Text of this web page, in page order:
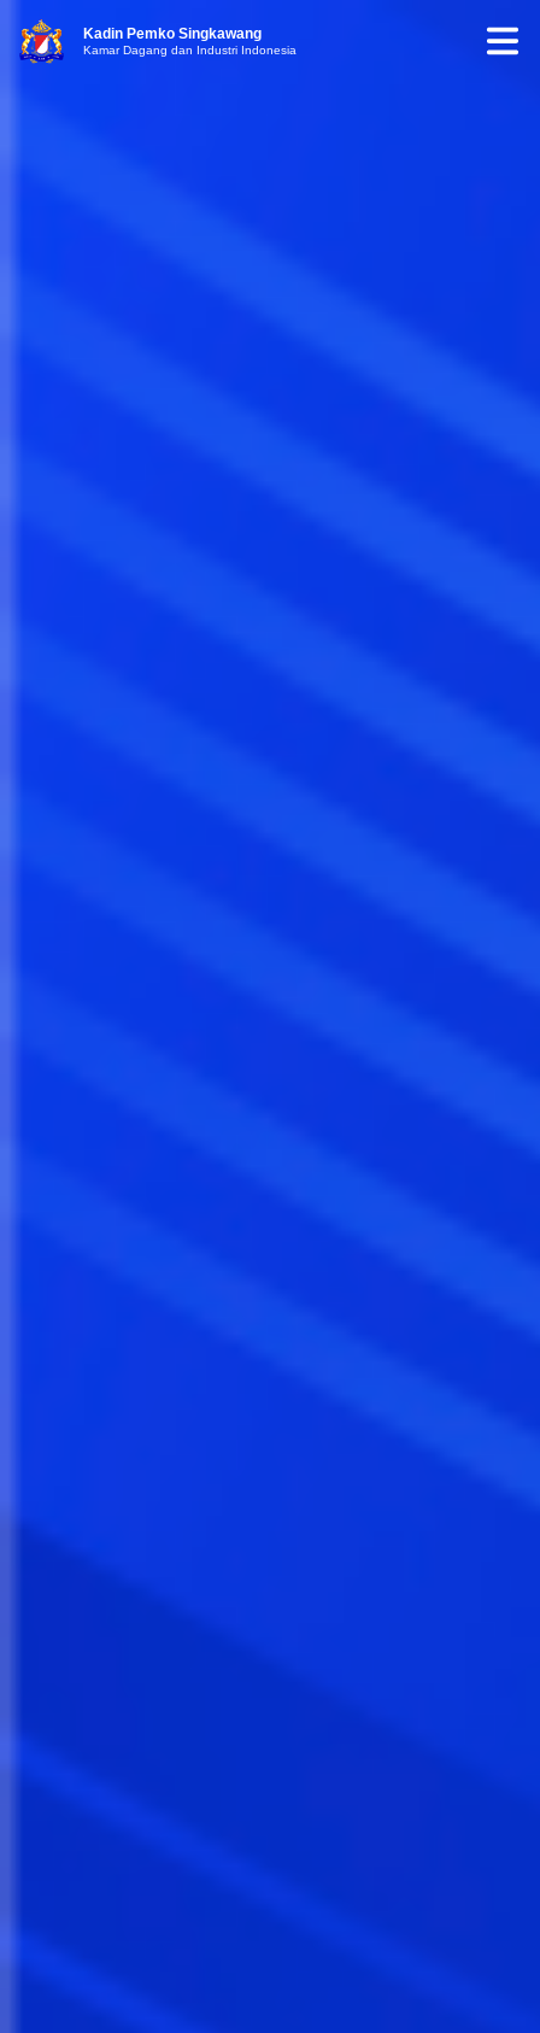
Kadin Pemko Singkawang
Kamar Dagang dan Industri Indonesia